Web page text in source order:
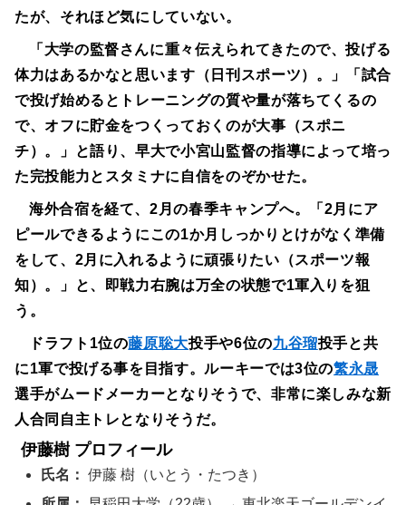
たが、それほど気にしていない。
「大学の監督さんに重々伝えられてきたので、投げる
体力はあるかなと思います（日刊スポーツ）。」「試合
で投げ始めるとトレーニングの質や量が落ちてくるの
で、オフに貯金をつくっておくのが大事（スポニ
チ）。」と語り、早大で小宮山監督の指導によって培っ
た完投能力とスタミナに自信をのぞかせた。
海外合宿を経て、2月の春季キャンプへ。「2月にア
ピールできるようにこの1か月しっかりとけがなく準備
をして、2月に入れるように頑張りたい（スポーツ報
知）。」と、即戦力右腕は万全の状態で1軍入りを狙
う。
ドラフト1位の藤原聡大投手や6位の九谷瑠投手と共
に1軍で投げる事を目指す。ルーキーでは3位の繁永晟
選手がムードメーカーとなりそうで、非常に楽しみな新
人合同自主トレとなりそうだ。
伊藤樹 プロフィール
氏名： 伊藤 樹（いとう・たつき）